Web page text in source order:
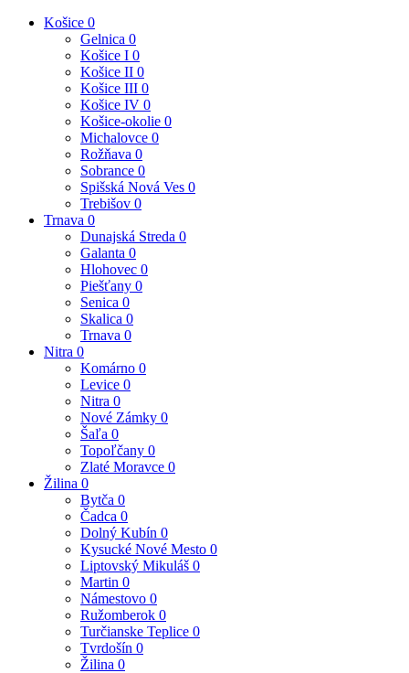
Košice 0
Gelnica 0
Košice I 0
Košice II 0
Košice III 0
Košice IV 0
Košice-okolie 0
Michalovce 0
Rožňava 0
Sobrance 0
Spišská Nová Ves 0
Trebišov 0
Trnava 0
Dunajská Streda 0
Galanta 0
Hlohovec 0
Piešťany 0
Senica 0
Skalica 0
Trnava 0
Nitra 0
Komárno 0
Levice 0
Nitra 0
Nové Zámky 0
Šaľa 0
Topoľčany 0
Zlaté Moravce 0
Žilina 0
Bytča 0
Čadca 0
Dolný Kubín 0
Kysucké Nové Mesto 0
Liptovský Mikuláš 0
Martin 0
Námestovo 0
Ružomberok 0
Turčianske Teplice 0
Tvrdošín 0
Žilina 0